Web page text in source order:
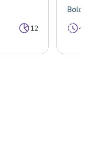
12
Bolo